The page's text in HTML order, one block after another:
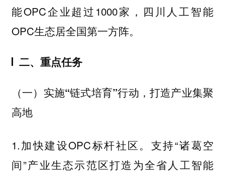
能OPC企业超过1000家，四川人工智能
OPC生态居全国第一方阵。
二、重点任务
（一）实施“链式培育”行动，打造产业集聚
高地
1.加快建设OPC标杆社区。支持“诸葛空
间”产业生态示范区打造为全省人工智能